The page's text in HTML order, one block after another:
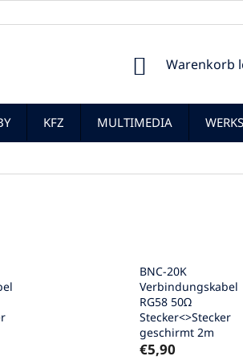
WARENKORB
Warenkorb
KFZ MULTIMEDIA
BNC-20K
Verbindungskabel
RG58 50Ω
Stecker<>Stecker
geschirmt 2m
€5,90